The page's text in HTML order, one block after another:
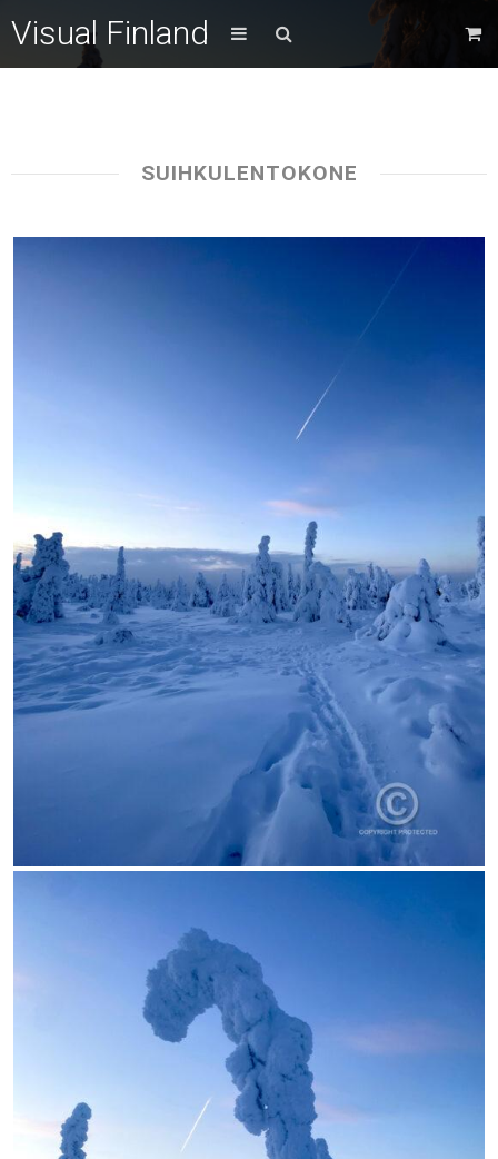
Visual Finland
SUIHKULENTOKONE